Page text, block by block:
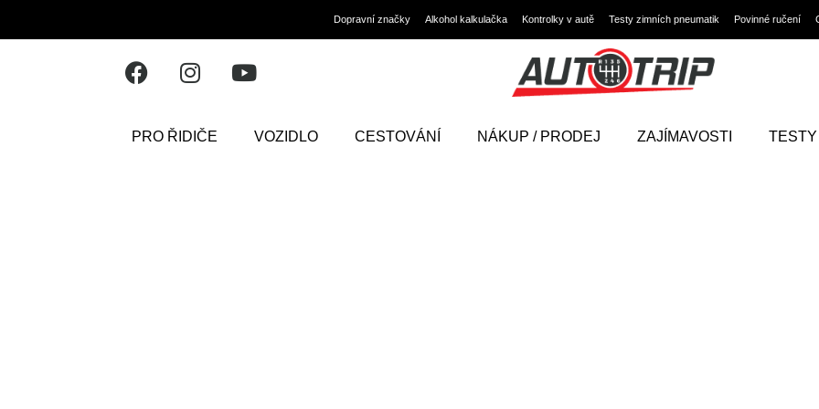
Dopravní značky Alkohol kalkulačka Kontrolky v autě Testy zimních pneumatik Povinné ručení
PRO ŘIDIČE VOZIDLO CESTOVÁNÍ NÁKUP / PRODEJ ZAJÍMAVOSTI TESTY